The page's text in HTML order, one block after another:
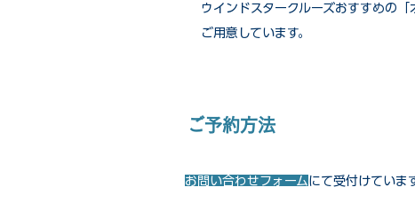
ウインドスタークルーズおすすめの
ご用意しています。
ご予約方法
お問い合わせフォームにて受付けていま